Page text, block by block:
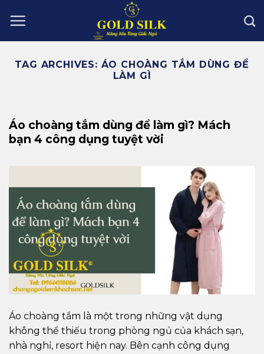
TAG ARCHIVES: ÁO CHOÀNG TẮM DÙNG ĐỂ
LÀM GÌ
Áo choàng tắm dùng để làm gì? Mách
bạn 4 công dụng tuyệt vời
Áo choàng tắm là một trong những vật dụng
không thể thiếu trong phòng ngủ của khách sạn,
nhà nghỉ, resort hiện nay. Bên cạnh công dụng